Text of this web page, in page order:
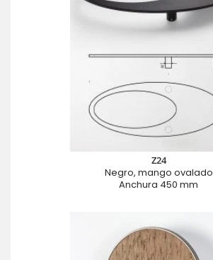
Z24
Negro, mango ovalado
Anchura 450 mm